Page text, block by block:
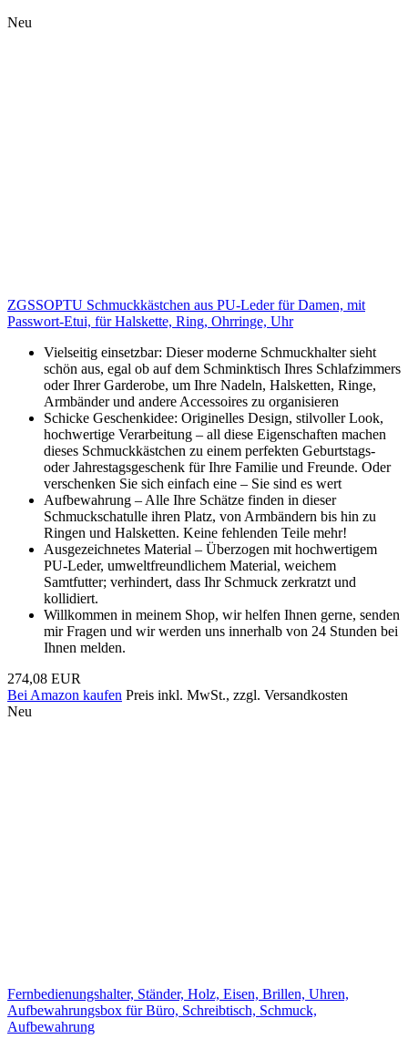
Neu
ZGSSOPTU Schmuckkästchen aus PU-Leder für Damen, mit
Passwort-Etui, für Halskette, Ring, Ohrringe, Uhr
Vielseitig einsetzbar: Dieser moderne Schmuckhalter sieht
schön aus, egal ob auf dem Schminktisch Ihres Schlafzimmers
oder Ihrer Garderobe, um Ihre Nadeln, Halsketten, Ringe,
Armbänder und andere Accessoires zu organisieren
Schicke Geschenkidee: Originelles Design, stilvoller Look,
hochwertige Verarbeitung – all diese Eigenschaften machen
dieses Schmuckkästchen zu einem perfekten Geburtstags-
oder Jahrestagsgeschenk für Ihre Familie und Freunde. Oder
verschenken Sie sich einfach eine – Sie sind es wert
Aufbewahrung – Alle Ihre Schätze finden in dieser
Schmuckschatulle ihren Platz, von Armbändern bis hin zu
Ringen und Halsketten. Keine fehlenden Teile mehr!
Ausgezeichnetes Material – Überzogen mit hochwertigem
PU-Leder, umweltfreundlichem Material, weichem
Samtfutter; verhindert, dass Ihr Schmuck zerkratzt und
kollidiert.
Willkommen in meinem Shop, wir helfen Ihnen gerne, senden
mir Fragen und wir werden uns innerhalb von 24 Stunden bei
Ihnen melden.
274,08 EUR
Bei Amazon kaufen Preis inkl. MwSt., zzgl. Versandkosten
Neu
Fernbedienungshalter, Ständer, Holz, Eisen, Brillen, Uhren,
Aufbewahrungsbox für Büro, Schreibtisch, Schmuck,
Aufbewahrung